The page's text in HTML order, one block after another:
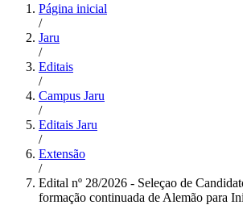
Página inicial
/
Jaru
/
Editais
/
Campus Jaru
/
Editais Jaru
/
Extensão
/
Edital nº 28/2026 - Seleçao de
formação continuada de Alemão para